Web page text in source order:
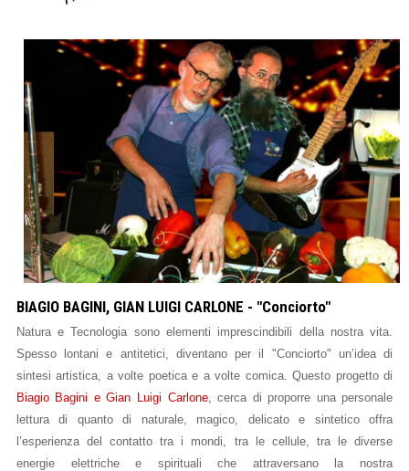
BIAGIO BAGINI, GIAN LUIGI CARLONE - "Conciorto"
Natura e Tecnologia sono elementi imprescindibili della nostra vita.
Spesso lontani e antitetici, diventano per il "Conciorto" un’idea di
sintesi artistica, a volte poetica e a volte comica. Questo progetto di
Biagio Bagini e Gian Luigi Carlone, cerca di proporre una personale
lettura di quanto di naturale, magico, delicato e sintetico offra
l’esperienza del contatto tra i mondi, tra le cellule, tra le diverse
energie elettriche e spirituali che attraversano la nostra